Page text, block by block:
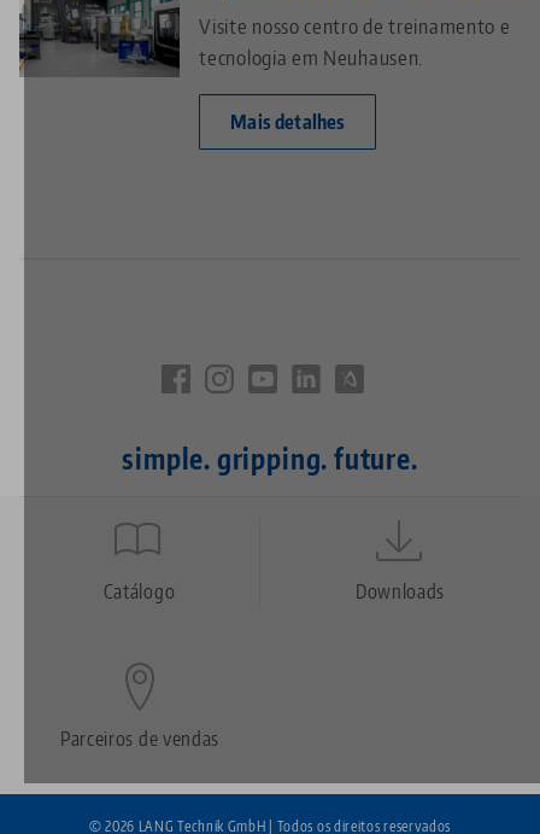
Visite nosso centro de treinamento e
tecnologia em Neuhausen.
Mais detalhes
simple. gripping. future.
Quicklinks
FooterCatálogo Downloads
Parceiros de vendas
© 2026 LANG Technik GmbH | Todos os direitos reservados